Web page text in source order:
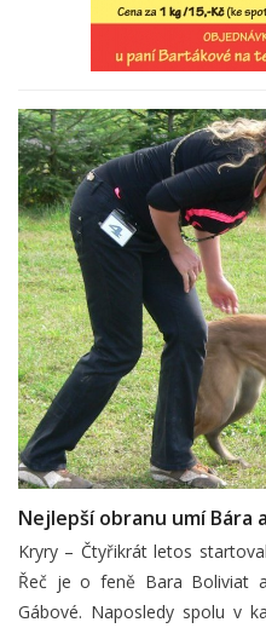
Nejlepší obranu umí Bára
Kryry – Čtyřikrát letos
Řeč je o feně Bara Boliviat
Gábové. Naposledy spolu v